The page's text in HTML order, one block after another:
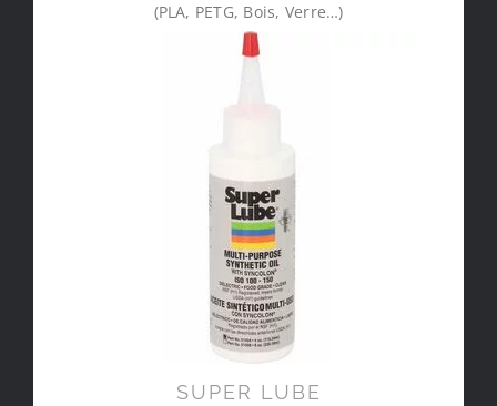
(PLA, PETG, Bois, Verre…)
SUPER LUBE